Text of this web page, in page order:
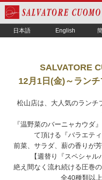
日本語 English
SALVATORE
12月1日(金)～ ラン
松山店は、大人気のランチ
『温野菜のバーニャカウダ
て頂ける『バラエテ
前菜、サラダ、薪の香りが
【週替り『スペシャル
絶え間なく流れ続ける圧巻
全40種類以